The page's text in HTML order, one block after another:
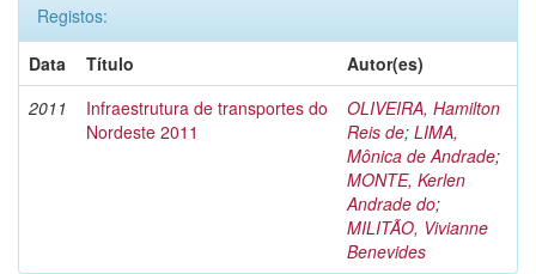
Registos:
Data
Título
Autor(es)
2011
Infraestrutura de transportes do
Nordeste 2011
OLIVEIRA, Hamilton
Reis de; LIMA,
Mônica de Andrade;
MONTE, Kerlen
Andrade do;
MILITÃO, Vivianne
Benevides